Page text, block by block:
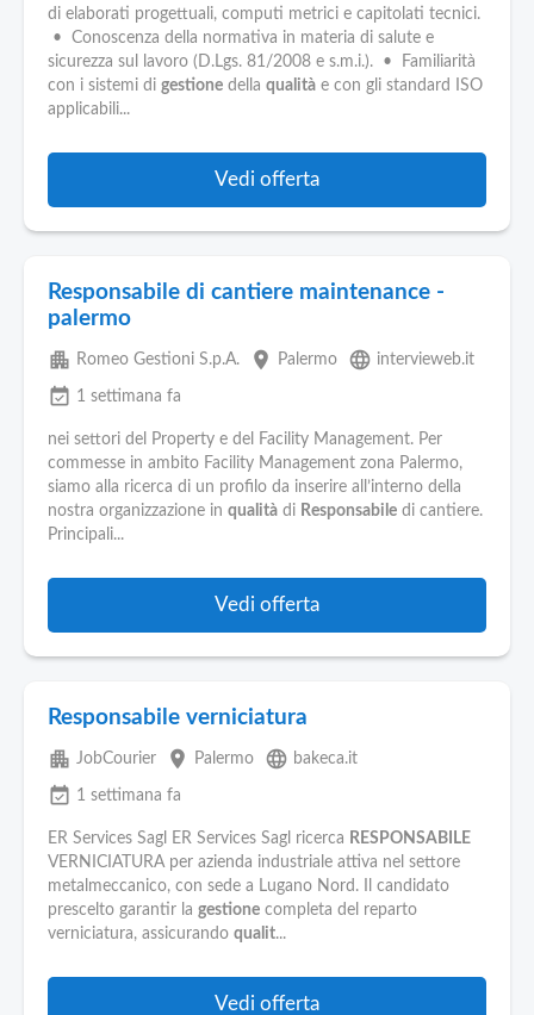
di elaborati progettuali, computi metrici e capitolati tecnici.
• Conoscenza della normativa in materia di salute e
sicurezza sul lavoro (D.Lgs. 81/2008 e s.m.i.). • Familiarità
con i sistemi di gestione della qualità e con gli standard ISO
applicabili...
Vedi offerta
Responsabile di cantiere maintenance -
palermo
apartment Romeo Gestioni S.p.A. place Palermo language intervieweb.it
event_available 1 settimana fa
nei settori del Property e del Facility Management. Per
commesse in ambito Facility Management zona Palermo,
siamo alla ricerca di un profilo da inserire all’interno della
nostra organizzazione in qualità di Responsabile di cantiere.
Principali...
Vedi offerta
Responsabile verniciatura
apartment JobCourier place Palermo language bakeca.it
event_available 1 settimana fa
ER Services Sagl ER Services Sagl ricerca RESPONSABILE
VERNICIATURA per azienda industriale attiva nel settore
metalmeccanico, con sede a Lugano Nord. Il candidato
prescelto garantir la gestione completa del reparto
verniciatura, assicurando qualit...
Vedi offerta